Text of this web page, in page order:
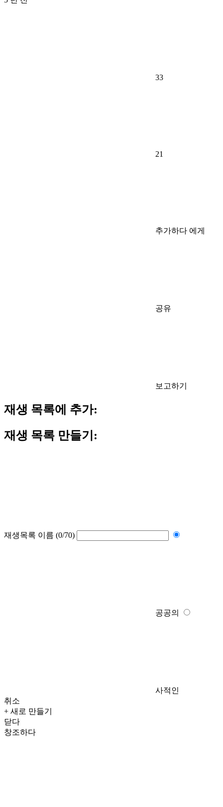
33
21
추가하다 에게
공유
보고하기
재생 목록에 추가:
재생 목록 만들기:
재생목록 이름 (0/70)
공공의
사적인
취소
+ 새로 만들기
닫다
창조하다